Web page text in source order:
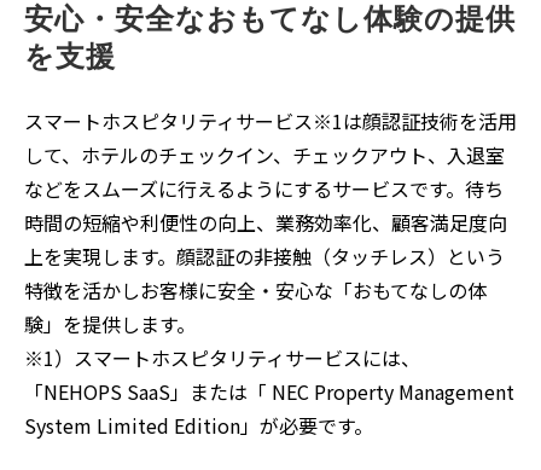
安心・安全なおもてなし体験の提供
を支援
スマートホスピタリティサービス※1は顔認証技術を活用
して、ホテルのチェックイン、チェックアウト、入退室
などをスムーズに行えるようにするサービスです。待ち
時間の短縮や利便性の向上、業務効率化、顧客満足度向
上を実現します。顔認証の非接触（タッチレス）という
特徴を活かしお客様に安全・安心な「おもてなしの体
験」を提供します。
※1）スマートホスピタリティサービスには、
「NEHOPS SaaS」または「 NEC Property Management
System Limited Edition」が必要です。